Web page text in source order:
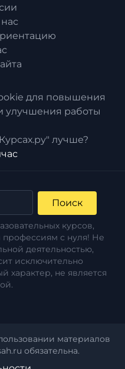
для повышения
улучшения работы
лучше?
Поиск
курсов,
с нуля! Не
деятельностью,
исключительно
характер, не является
материалов
обязательна.